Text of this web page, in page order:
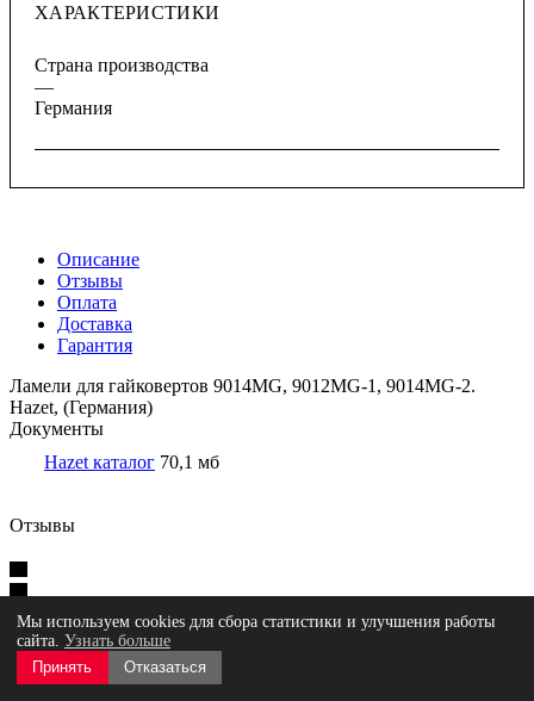
ХАРАКТЕРИСТИКИ
Страна производства
—
Германия
Описание
Отзывы
Оплата
Доставка
Гарантия
Ламели для гайковертов 9014MG, 9012MG-1, 9014MG-2.
Hazet, (Германия)
Документы
Hazet каталог 70,1 мб
Отзывы
Мы используем cookies для сбора статистики и улучшения работы
сайта. Узнать больше
Принять
Отказаться